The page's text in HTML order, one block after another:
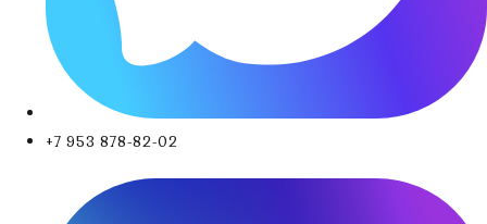
+7 953 878-82-02